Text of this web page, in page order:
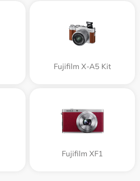
Fujifilm X-A5 Kit
Fujifilm XF1